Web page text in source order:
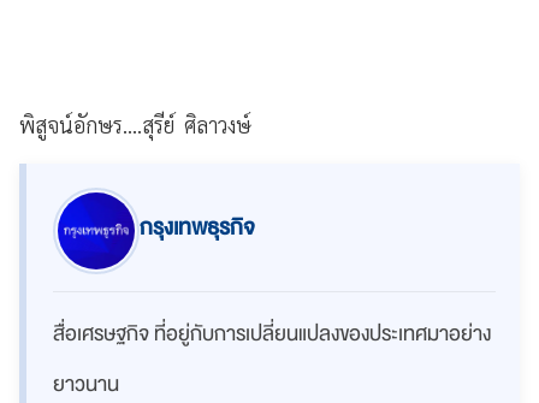
พิสูจน์อักษร....สุรีย์ ศิลาวงษ์
กรุงเทพธุรกิจ
สื่อเศรษฐกิจ ที่อยู่กับการเปลี่ยนแปลงของประเทศมาอย่าง
ยาวนาน